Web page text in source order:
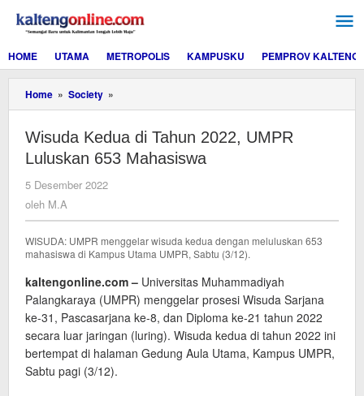
konten
HOME
UTAMA METROPOLIS KAMPUSKU PEMPROV KALTENG
Home » Society »
Kedua
Tahun
2022,
UMPR
Wisuda Kedua di Tahun 2022, UMPR
Luluskan 653 Mahasiswa
5 Desember 2022
oleh M.A
WISUDA: UMPR menggelar wisuda kedua dengan meluluskan 653
mahasiswa di Kampus Utama UMPR, Sabtu (3/12).
kaltengonline.com – Universitas Muhammadiyah
Palangkaraya (UMPR) menggelar prosesi Wisuda Sarjana
ke-31, Pascasarjana ke-8, dan Diploma ke-21 tahun 2022
secara luar jaringan (luring). Wisuda kedua di tahun 2022 ini
bertempat di halaman Gedung Aula Utama, Kampus UMPR,
Sabtu pagi (3/12).